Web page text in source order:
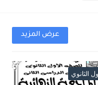
عرض المزيد
الثانوي